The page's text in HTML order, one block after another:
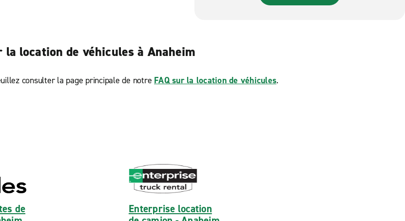
la location de véhicules à Anaheim
consulter la page principale de notre FAQ sur la location de véhicules.
de
Enterprise location